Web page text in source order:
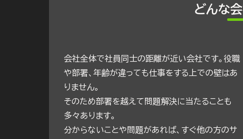
どんな
会社全体で社員同士の距離が近い会社です。役職
や部署、年齢が違っても仕事をする上での壁はあ
りません。
そのため部署を越えて問題解決に当たることも
多々あります。
分からないことや問題があれば、すぐ他の方のサ